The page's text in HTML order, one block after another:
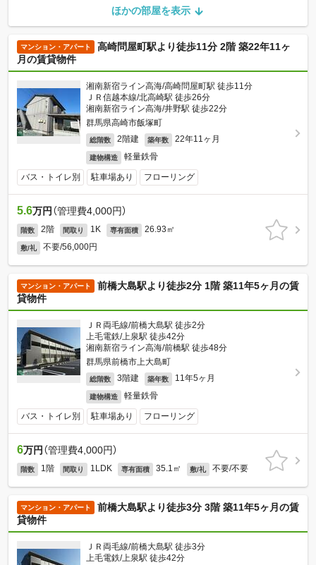
ほかの部屋を表示
マンション・アパート
高崎問屋町駅より徒歩11分 2階 築22年11ヶ
月の賃貸物件
湘南新宿ライン高海/高崎問屋町駅 徒歩11分
ＪＲ信越本線/北高崎駅 徒歩26分
湘南新宿ライン高海/井野駅 徒歩22分
群馬県高崎市飯塚町
総階数 2階建 築年数 22年11ヶ月
建物構造 軽量鉄骨
バス・トイレ別 駐車場あり フローリング
5.6万円 （管理費4,000円）
階数 2階 間取り 1K 専有面積 26.93㎡
敷/礼 不要/56,000円
マンション・アパート
前橋大島駅より徒歩2分 1階 築11年5ヶ月の賃
貸物件
ＪＲ両毛線/前橋大島駅 徒歩2分
上毛電鉄/上泉駅 徒歩42分
湘南新宿ライン高海/前橋駅 徒歩48分
群馬県前橋市上大島町
総階数 3階建 築年数 11年5ヶ月
建物構造 軽量鉄骨
バス・トイレ別 駐車場あり フローリング
6万円 （管理費4,000円）
階数 1階 間取り 1LDK 専有面積 35.1㎡ 敷/礼 不要/不要
マンション・アパート
前橋大島駅より徒歩3分 3階 築11年5ヶ月の賃
貸物件
ＪＲ両毛線/前橋大島駅 徒歩3分
上毛電鉄/上泉駅 徒歩42分